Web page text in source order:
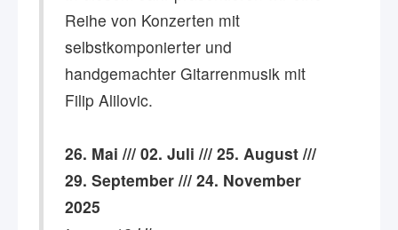
Reihe von Konzerten mit
selbstkomponierter und
handgemachter Gitarrenmusik mit
Filip Alilovic.
26. Mai /// 02. Juli /// 25. August ///
29. September /// 24. November
2025